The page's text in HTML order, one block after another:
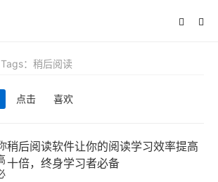
Tags：稍后阅读
点击 喜欢
稍后阅读软件让你的阅读学习效率提高
十倍，终身学习者必备